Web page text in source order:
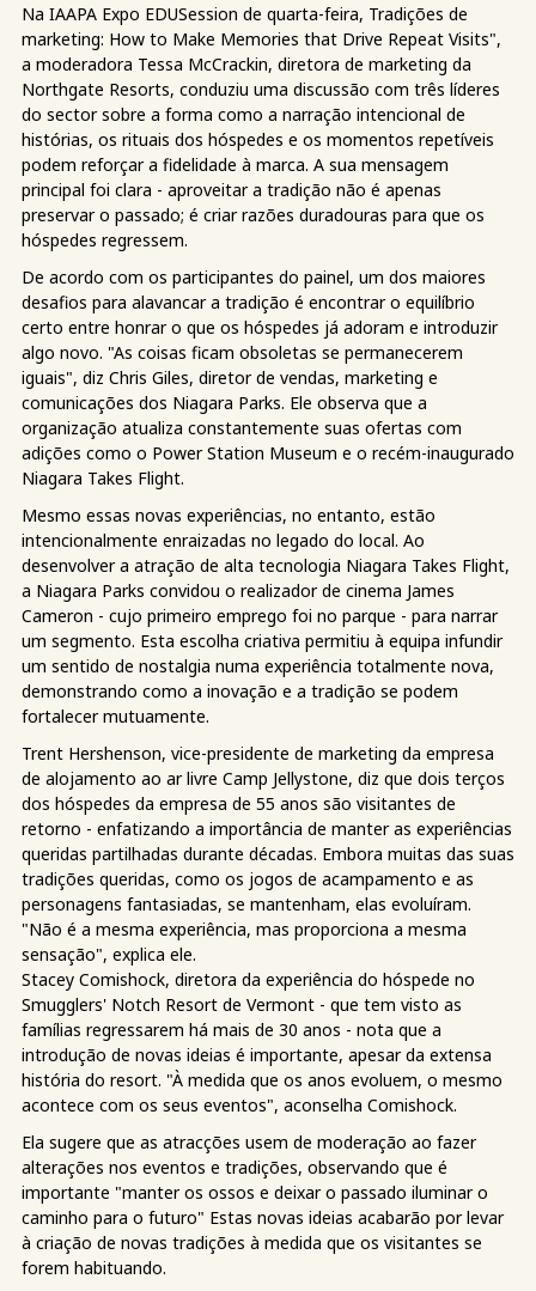
Na IAAPA Expo EDUSession de quarta-feira, Tradições de
marketing: How to Make Memories that Drive Repeat Visits",
a moderadora Tessa McCrackin, diretora de marketing da
Northgate Resorts, conduziu uma discussão com três líderes
do sector sobre a forma como a narração intencional de
histórias, os rituais dos hóspedes e os momentos repetíveis
podem reforçar a fidelidade à marca. A sua mensagem
principal foi clara - aproveitar a tradição não é apenas
preservar o passado; é criar razões duradouras para que os
hóspedes regressem.
De acordo com os participantes do painel, um dos maiores
desafios para alavancar a tradição é encontrar o equilíbrio
certo entre honrar o que os hóspedes já adoram e introduzir
algo novo. "As coisas ficam obsoletas se permanecerem
iguais", diz Chris Giles, diretor de vendas, marketing e
comunicações dos Niagara Parks. Ele observa que a
organização atualiza constantemente suas ofertas com
adições como o Power Station Museum e o recém-inaugurado
Niagara Takes Flight.
Mesmo essas novas experiências, no entanto, estão
intencionalmente enraizadas no legado do local. Ao
desenvolver a atração de alta tecnologia Niagara Takes Flight,
a Niagara Parks convidou o realizador de cinema James
Cameron - cujo primeiro emprego foi no parque - para narrar
um segmento. Esta escolha criativa permitiu à equipa infundir
um sentido de nostalgia numa experiência totalmente nova,
demonstrando como a inovação e a tradição se podem
fortalecer mutuamente.
Trent Hershenson, vice-presidente de marketing da empresa
de alojamento ao ar livre Camp Jellystone, diz que dois terços
dos hóspedes da empresa de 55 anos são visitantes de
retorno - enfatizando a importância de manter as experiências
queridas partilhadas durante décadas. Embora muitas das suas
tradições queridas, como os jogos de acampamento e as
personagens fantasiadas, se mantenham, elas evoluíram.
"Não é a mesma experiência, mas proporciona a mesma
sensação", explica ele.
Stacey Comishock, diretora da experiência do hóspede no
Smugglers' Notch Resort de Vermont - que tem visto as
famílias regressarem há mais de 30 anos - nota que a
introdução de novas ideias é importante, apesar da extensa
história do resort. "À medida que os anos evoluem, o mesmo
acontece com os seus eventos", aconselha Comishock.
Ela sugere que as atracções usem de moderação ao fazer
alterações nos eventos e tradições, observando que é
importante "manter os ossos e deixar o passado iluminar o
caminho para o futuro" Estas novas ideias acabarão por levar
à criação de novas tradições à medida que os visitantes se
forem habituando.